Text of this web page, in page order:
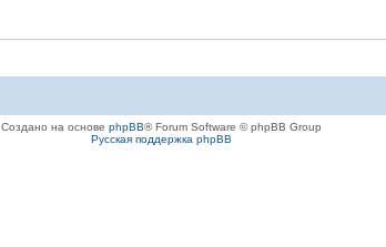
Создано на основе phpBB® Forum Software © phpBB Group
Русская поддержка phpBB